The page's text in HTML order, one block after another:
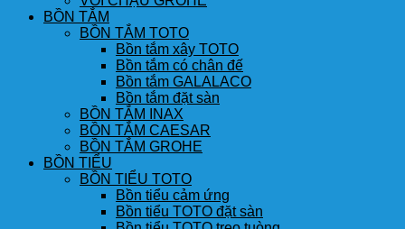
BỒN TẮM
BỒN TẮM TOTO
Bồn tắm xây TOTO
Bồn tắm có chân đế
Bồn tắm GALALACO
Bồn tắm đặt sàn
BỒN TẮM INAX
BỒN TẮM CAESAR
BỒN TẮM GROHE
BỒN TIỂU
BỒN TIỂU TOTO
Bồn tiểu cảm ứng
Bồn tiểu TOTO đặt sàn